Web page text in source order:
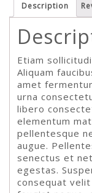
Description
Etiam
Aliquam
amet
urna
libero
elementum
pellentesque
augue.
senectus et
egestas.
consequat